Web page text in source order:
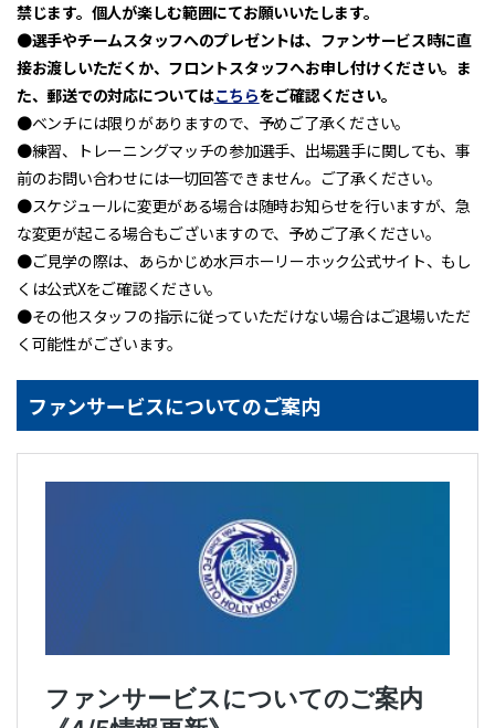
禁じます。個人が楽しむ範囲にてお願いいたします。
●選手やチームスタッフへのプレゼントは、ファンサービス時に直
接お渡しいただくか、フロントスタッフへお申し付けください。ま
た、郵送での対応についてはこちらをご確認ください。
●ベンチには限りがありますので、予めご了承ください。
●練習、トレーニングマッチの参加選手、出場選手に関しても、事
前のお問い合わせには一切回答できません。ご了承ください。
●スケジュールに変更がある場合は随時お知らせを行いますが、急
な変更が起こる場合もございますので、予めご了承ください。
●ご見学の際は、あらかじめ水戸ホーリーホック公式サイト、もし
くは公式Xをご確認ください。
●その他スタッフの指示に従っていただけない場合はご退場いただ
く可能性がございます。
ファンサービスについてのご案内